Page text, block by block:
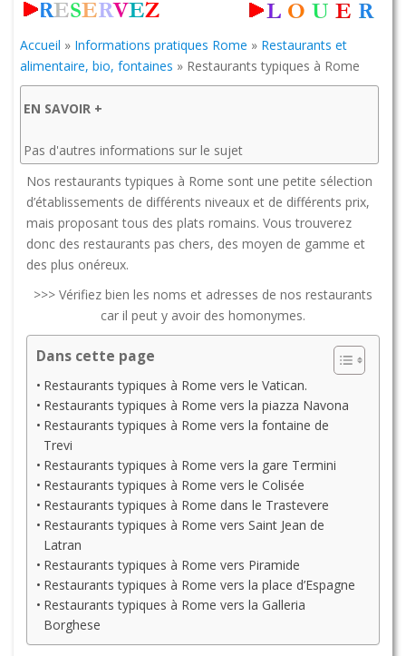
Accueil » Informations pratiques Rome » Restaurants et
alimentaire, bio, fontaines » Restaurants typiques à Rome
EN SAVOIR +
Pas d'autres informations sur le sujet
Nos restaurants typiques à Rome sont une petite sélection
d’établissements de différents niveaux et de différents prix,
mais proposant tous des plats romains. Vous trouverez
donc des restaurants pas chers, des moyen de gamme et
des plus onéreux.
>>> Vérifiez bien les noms et adresses de nos restaurants
car il peut y avoir des homonymes.
Dans cette page
Restaurants typiques à Rome vers le Vatican.
Restaurants typiques à Rome vers la piazza Navona
Restaurants typiques à Rome vers la fontaine de
Trevi
Restaurants typiques à Rome vers la gare Termini
Restaurants typiques à Rome vers le Colisée
Restaurants typiques à Rome dans le Trastevere
Restaurants typiques à Rome vers Saint Jean de
Latran
Restaurants typiques à Rome vers Piramide
Restaurants typiques à Rome vers la place d’Espagne
Restaurants typiques à Rome vers la Galleria
Borghese